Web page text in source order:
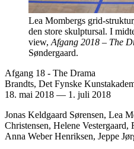
Lea Mombergs grid-
den store skulptursal. I
view, Afgang 2018 – The
Søndergaard.
Afgang 18 - The Drama
Brandts, Det Fynske
18. mai 2018 — 1. juli 2018
Jonas Keldgaard Sørensen, Lea
Christensen, Helene
Anna Weber Henriksen, Jeppe